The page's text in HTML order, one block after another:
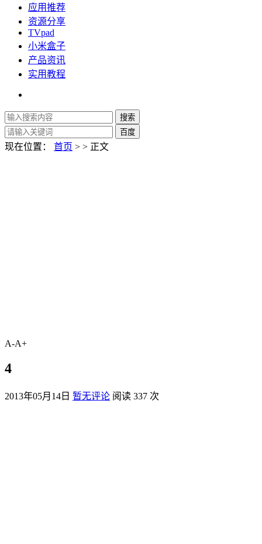
应用推荐
资源分享
TVpad
小米盒子
产品资讯
实用教程
现在位置： 首页 > > 正文
A-A+
4
2013年05月14日 暂无评论 阅读 337 次